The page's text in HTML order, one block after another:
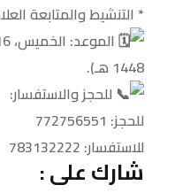
* التنشيط والمتابعة
1448 هـ).
للحجز والاستفسار:
للحجز: 772756551
للاستفسار: 783132222
شارك على :